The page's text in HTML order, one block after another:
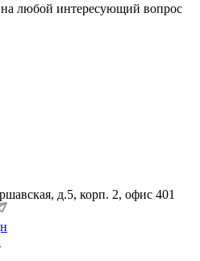
любой интересующий вопрос
д.5, корп. 2, офис 401